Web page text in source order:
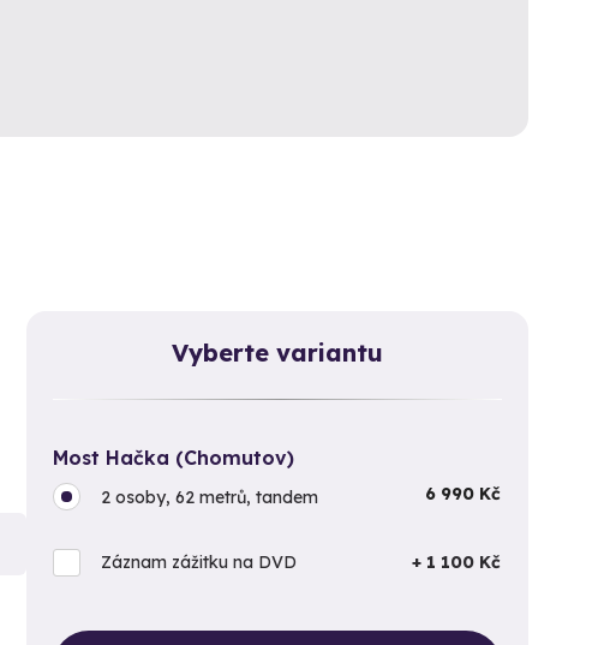
Vyberte variantu
Most Hačka (Chomutov)
2 osoby, 62 metrů, tandem 6 990 Kč
Záznam zážitku na DVD + 1 100 Kč